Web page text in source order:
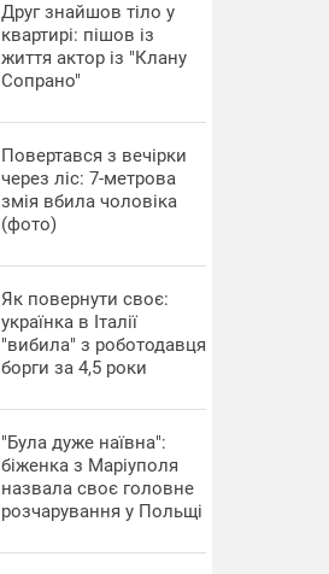
Друг знайшов тіло у
квартирі: пішов із
життя актор із "Клану
Сопрано"
Повертався з вечірки
через ліс: 7-метрова
змія вбила чоловіка
(фото)
​Як повернути своє:
українка в Італії
"вибила" з роботодавця
борги за 4,5 роки
"Була дуже наївна":
біженка з Маріуполя
назвала своє головне
розчарування у Польщі